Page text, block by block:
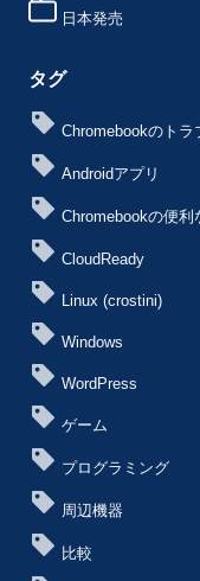
日本発売
タグ
Chromebookのトラ
Androidアプリ
Chromebookの便利
CloudReady
Linux (crostini)
Windows
WordPress
ゲーム
プログラミング
周辺機器
比較